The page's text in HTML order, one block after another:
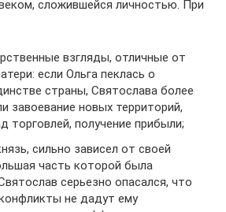
сложившейся личностью. При
взгляды, отличные от
если Ольга пеклась о
страны, Святослава более
завоевание новых территорий,
торговлей, получение прибыли;
сильно зависел от своей
часть которой была
серьезно опасался, что
не дадут ему